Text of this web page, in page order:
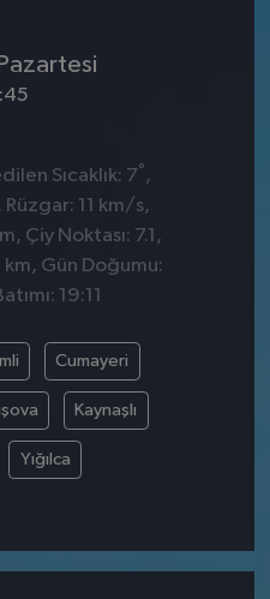
Sıcaklık: 7° ,
Rüzgar: 11 km/s,
Çiy Noktası: 7.1,
Gün Doğumu:
19:11
Cumayeri
Kaynaşlı
Yığılca